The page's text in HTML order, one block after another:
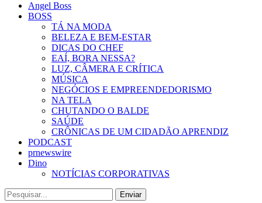
Angel Boss
BOSS
TÁ NA MODA
BELEZA E BEM-ESTAR
DICAS DO CHEF
EAÍ, BORA NESSA?
LUZ, CÂMERA E CRÍTICA
MÚSICA
NEGÓCIOS E EMPREENDEDORISMO
NA TELA
CHUTANDO O BALDE
SAÚDE
CRÔNICAS DE UM CIDADÃO APRENDIZ
PODCAST
prnewswire
Dino
NOTÍCIAS CORPORATIVAS
Enviar